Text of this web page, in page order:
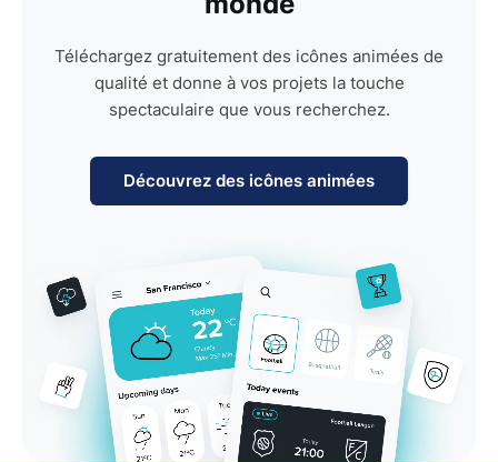
Téléchargez gratuitement des icônes animées de
qualité et donne à vos projets la touche
spectaculaire que vous recherchez.
Découvrez des icônes animées